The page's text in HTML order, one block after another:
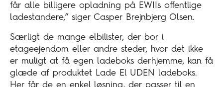
får alle billigere opladning på EWIIs offentlige
ladestandere,” siger Casper Brejnbjerg Olsen.
Særligt de mange elbilister, der bor i
etageejendom eller andre steder, hvor det ikke
er muligt at få egen ladeboks derhjemme, kan få
glæde af produktet Lade El UDEN ladeboks.
Her får de en enkel løsning, der passer til en